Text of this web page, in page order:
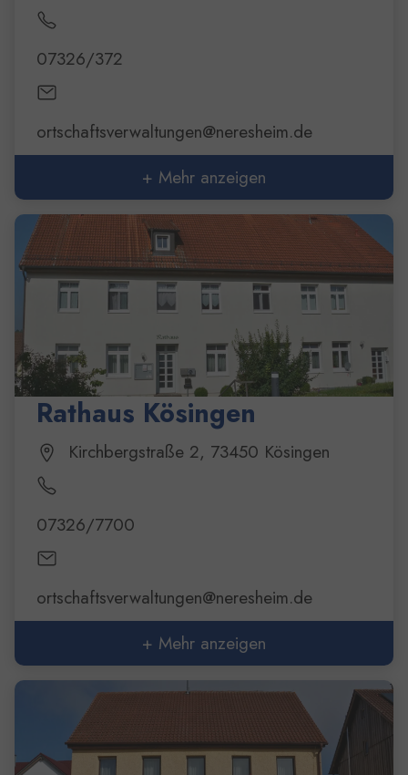
07326/372
ortschaftsverwaltungen@neresheim.de
+ Mehr anzeigen
Rathaus Kösingen
Kirchbergstraße 2, 73450 Kösingen
07326/7700
ortschaftsverwaltungen@neresheim.de
+ Mehr anzeigen